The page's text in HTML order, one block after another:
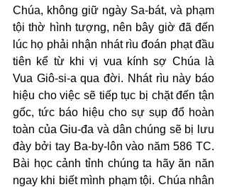
Chúa, không giữ ngày Sa-bát, và phạm
tội thờ hình tượng, nên bây giờ đã đến
lúc họ phải nhận nhát rìu đoán phạt đầu
tiên kể từ khi vị vua kính sợ Chúa là
Vua Giô-si-a qua đời. Nhát rìu này báo
hiệu cho việc sẽ tiếp tục bị chặt đến tận
gốc, tức báo hiệu cho sự sụp đổ hoàn
toàn của Giu-đa và dân chúng sẽ bị lưu
đày bởi tay Ba-by-lôn vào năm 586 TC.
Bài học cảnh tỉnh chúng ta hãy ăn năn
ngay khi biết mình phạm tội. Chúa nhân